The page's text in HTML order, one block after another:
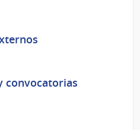
convocatorias